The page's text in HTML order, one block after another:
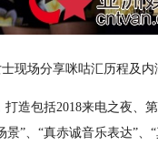
场分享咪咕汇历程及内
包括2018来电之夜、
”、“真赤诚音乐表达”、